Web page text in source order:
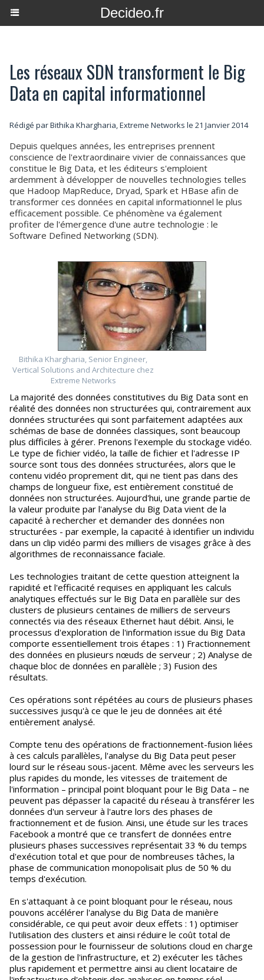
Decideo.fr
Les réseaux SDN transforment le Big
Data en capital informationnel
Rédigé par Bithika Khargharia, Extreme Networks le 21 Janvier 2014
Depuis quelques années, les entreprises prennent
conscience de l'extraordinaire vivier de connaissances que
constitue le Big Data, et les éditeurs s'emploient
ardemment à développer de nouvelles technologies telles
que Hadoop MapReduce, Dryad, Spark et HBase afin de
transformer ces données en capital informationnel le plus
efficacement possible. Ce phénomène va également
profiter de l'émergence d'une autre technologie : le
Software Defined Networking (SDN).
Bithika Khargharia, Senior Engineer,
Vertical Solutions and Architecture chez
Extreme Networks
La majorité des données constitutives du Big Data sont en
réalité des données non structurées qui, contrairement aux
données structurées qui sont parfaitement adaptées aux
schémas de base de données classiques, sont beaucoup
plus difficiles à gérer. Prenons l'exemple du stockage vidéo.
Le type de fichier vidéo, la taille de fichier et l'adresse IP
source sont tous des données structurées, alors que le
contenu vidéo proprement dit, qui ne tient pas dans des
champs de longueur fixe, est entièrement constitué de
données non structurées. Aujourd'hui, une grande partie de
la valeur produite par l'analyse du Big Data vient de la
capacité à rechercher et demander des données non
structurées - par exemple, la capacité à identifier un individu
dans un clip vidéo parmi des milliers de visages grâce à des
algorithmes de reconnaissance faciale.
Les technologies traitant de cette question atteignent la
rapidité et l'efficacité requises en appliquant les calculs
analytiques effectués sur le Big Data en parallèle sur des
clusters de plusieurs centaines de milliers de serveurs
connectés via des réseaux Ethernet haut débit. Ainsi, le
processus d'exploration de l'information issue du Big Data
comporte essentiellement trois étapes : 1) Fractionnement
des données en plusieurs nœuds de serveur ; 2) Analyse de
chaque bloc de données en parallèle ; 3) Fusion des
résultats.
Ces opérations sont répétées au cours de plusieurs phases
successives jusqu'à ce que le jeu de données ait été
entièrement analysé.
Compte tenu des opérations de fractionnement-fusion liées
à ces calculs parallèles, l'analyse du Big Data peut peser
lourd sur le réseau sous-jacent. Même avec les serveurs les
plus rapides du monde, les vitesses de traitement de
l'information – principal point bloquant pour le Big Data – ne
peuvent pas dépasser la capacité du réseau à transférer les
données d'un serveur à l'autre lors des phases de
fractionnement et de fusion. Ainsi, une étude sur les traces
Facebook a montré que ce transfert de données entre
plusieurs phases successives représentait 33 % du temps
d'exécution total et que pour de nombreuses tâches, la
phase de communication monopolisait plus de 50 % du
temps d'exécution.
En s'attaquant à ce point bloquant pour le réseau, nous
pouvons accélérer l'analyse du Big Data de manière
considérable, ce qui peut avoir deux effets : 1) optimiser
l'utilisation des clusters et ainsi réduire le coût total de
possession pour le fournisseur de solutions cloud en charge
de la gestion de l'infrastructure, et 2) exécuter les tâches
plus rapidement et permettre ainsi au client locataire de